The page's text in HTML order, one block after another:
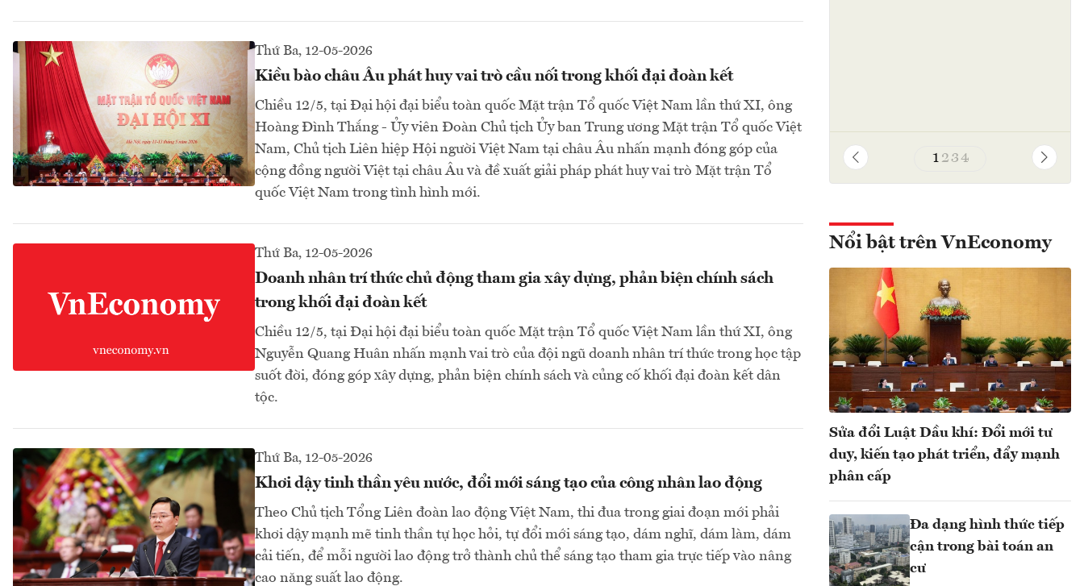
Thứ Ba, 12-05-2026
Kiều bào châu Âu phát huy vai trò cầu nối trong khối đại đoàn kết
Chiều 12/5, tại Đại hội đại biểu toàn quốc Mặt trận Tổ quốc Việt Nam lần thứ XI, ông
Hoàng Đình Thắng - Ủy viên Đoàn Chủ tịch Ủy ban Trung ương Mặt trận Tổ quốc Việt
Nam, Chủ tịch Liên hiệp Hội người Việt Nam tại châu Âu nhấn mạnh đóng góp của
cộng đồng người Việt tại châu Âu và đề xuất giải pháp phát huy vai trò Mặt trận Tổ
quốc Việt Nam trong tình hình mới.
Thứ Ba, 12-05-2026
Doanh nhân trí thức chủ động tham gia xây dựng, phản biện chính sách
trong khối đại đoàn kết
Chiều 12/5, tại Đại hội đại biểu toàn quốc Mặt trận Tổ quốc Việt Nam lần thứ XI, ông
Nguyễn Quang Huân nhấn mạnh vai trò của đội ngũ doanh nhân trí thức trong học tập
suốt đời, đóng góp xây dựng, phản biện chính sách và củng cố khối đại đoàn kết dân
tộc.
Thứ Ba, 12-05-2026
Khơi dậy tinh thần yêu nước, đổi mới sáng tạo của công nhân lao động
Theo Chủ tịch Tổng Liên đoàn lao động Việt Nam, thi đua trong giai đoạn mới phải
khơi dậy mạnh mẽ tinh thần tự học hỏi, tự đổi mới sáng tạo, dám nghĩ, dám làm, dám
cải tiến, để mỗi người lao động trở thành chủ thể sáng tạo tham gia trực tiếp vào nâng
cao năng suất lao động.
1 23 4
Nổi bật trên VnEconomy
Sửa đổi Luật Dầu khí: Đổi mới tư
duy, kiến tạo phát triển, đẩy mạnh
phân cấp
Đa dạng hình thức tiếp
cận trong bài toán an
cư